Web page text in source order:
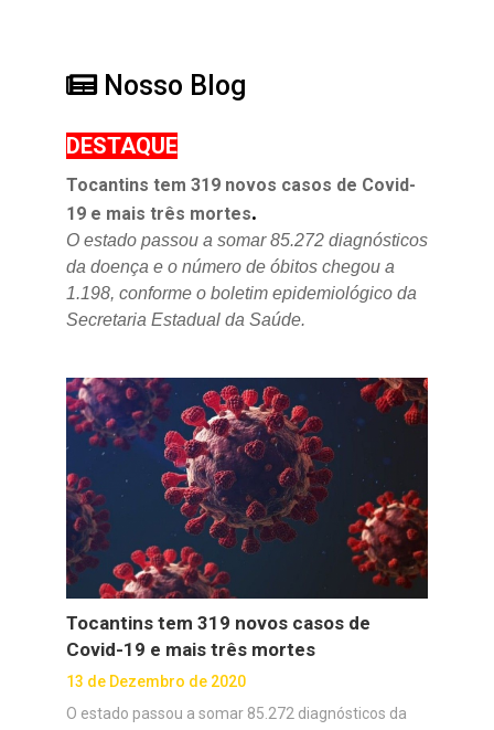
Nosso Blog
DESTAQUE
Tocantins tem 319 novos casos de Covid-
19 e mais três mortes.
O estado passou a somar 85.272 diagnósticos
da doença e o número de óbitos chegou a
1.198, conforme o boletim epidemiológico da
Secretaria Estadual da Saúde.
Tocantins tem 319 novos casos de
Covid-19 e mais três mortes
13 de Dezembro de 2020
O estado passou a somar 85.272 diagnósticos da